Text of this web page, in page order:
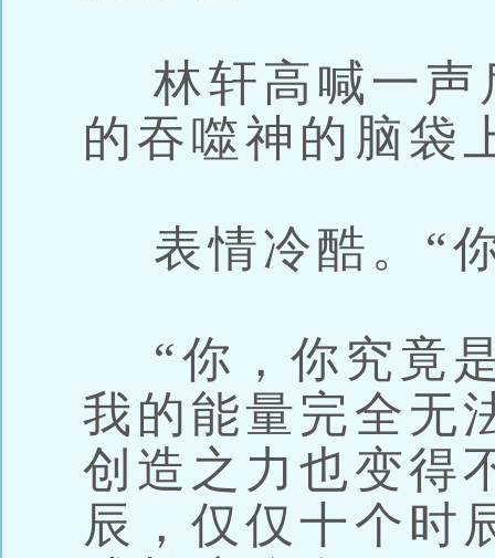
林轩高喊一声
的吞噬神的脑袋
表情冷酷。“
“你，你究竟
我的能量完全无
创造之力也变得
辰，仅仅十个时